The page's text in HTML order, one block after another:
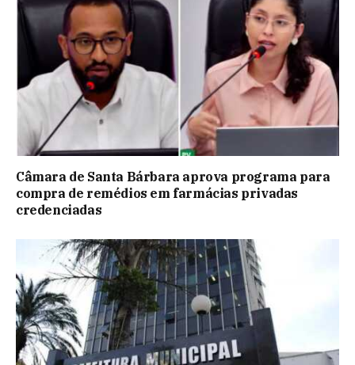
Câmara de Santa Bárbara aprova programa para
compra de remédios em farmácias privadas
credenciadas